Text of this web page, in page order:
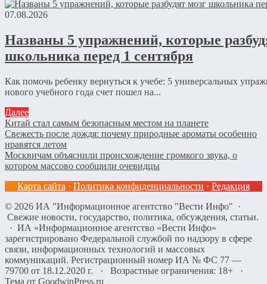
07.08.2026
Названы 5 упражнений, которые
школьника перед 1 сентября
Как помочь ребенку вернуться к учебе: 5 универсальных
нового учебного года счет пошел на...
Далее
Китай стал самым безопасным местом на планете
Свежесть после дождя: почему природные ароматы особенно
нравятся летом
Москвичам объяснили происхождение громкого звука, о
котором массово сообщили очевидцы
Карта сайта · Политика конфиденциальности · Редакция
© 2026 ИА "Информационное агентство "Вести Инфо" ·
Свежие новости, государство, политика, обсуждения, статьи.
· ИА «Информационное агентство «Вести Инфо»
зарегистрировано Федеральной службой по надзору в сфере
связи, информационных технологий и массовых
коммуникаций. Регистрационный номер ИА № ФС 77 —
79700 от 18.12.2020 г. · Возрастные ограничения: 18+
·
Тема от GoodwinPress.ru